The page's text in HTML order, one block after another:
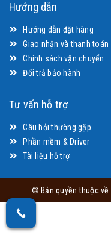
Hướng dẫn
Hướng dẫn đặt hàng
Giao nhận và thanh toán
Chính sách vận chuyển
Đổi trả bảo hành
Tư vấn hỗ trợ
Câu hỏi thường gặp
Phần mềm & Driver
Tài liệu hỗ trợ
© Bản quyền thuộc về